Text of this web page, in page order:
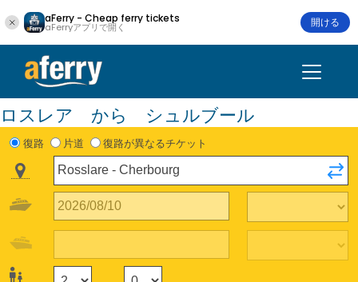
aFerry - Cheap ferry tickets
aFerryアプリで開く 開ける
ロスレア から シュルブール
復路 片道 復路が異なるチケット